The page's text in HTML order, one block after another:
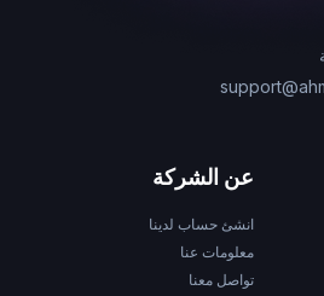
عن الشركة
انشئ حساب لدينا
معلومات عنا
تواصل معنا